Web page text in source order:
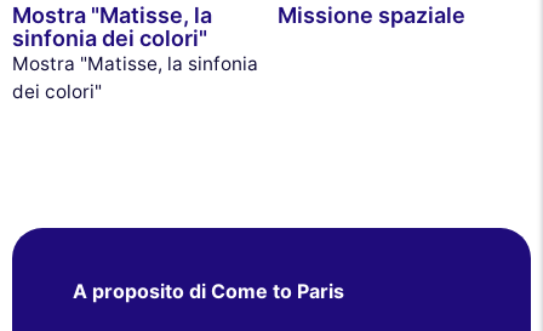
Mostra "Matisse, la
sinfonia dei colori"
Mostra "Matisse, la sinfonia
dei colori"
Missione spaziale
A proposito di Come to Paris